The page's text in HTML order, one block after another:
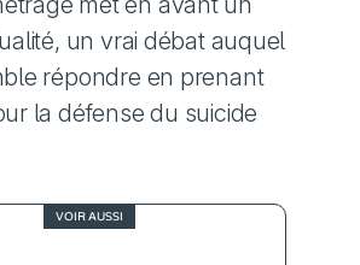
un vrai débat auquel
répondre en prenant
la défense du suicide
VOIR AUSSI